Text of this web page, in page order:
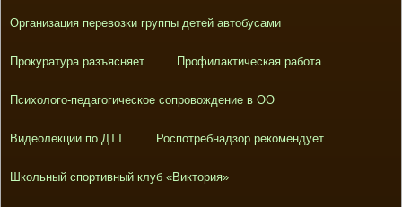
Организация перевозки группы детей автобусами
Прокуратура разъясняет Профилактическая работа
Психолого-педагогическое сопровождение в ОО
Видеолекции по ДТТ Роспотребнадзор рекомендует
Школьный спортивный клуб «Виктория»